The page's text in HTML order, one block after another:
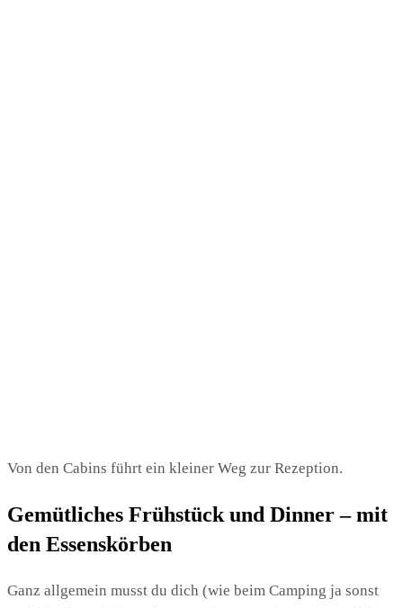
Von den Cabins führt ein kleiner Weg zur Rezeption.
Gemütliches Frühstück und Dinner – mit
den Essenskörben
Ganz allgemein musst du dich (wie beim Camping ja sonst